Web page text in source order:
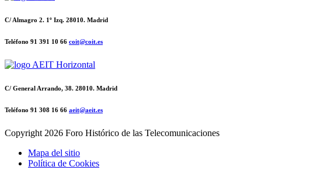
C/ Almagro 2. 1º Izq. 28010. Madrid
Teléfono 91 391 10 66 coit@coit.es
C/ General Arrando, 38. 28010. Madrid
Teléfono 91 308 16 66 aeit@aeit.es
Copyright 2026 Foro Histórico de las Telecomunicaciones
Mapa del sitio
Política de Cookies